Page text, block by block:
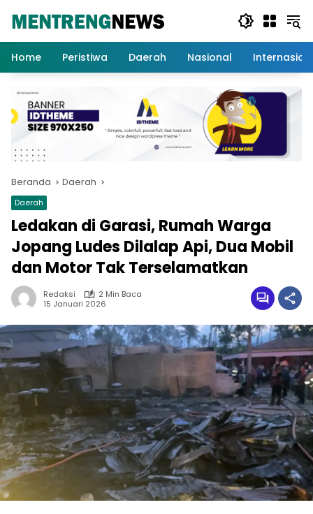
Home
Peristiwa Daerah Nasional
Beranda Daerah
Daerah
Ledakan di Garasi, Rumah Warga
Jopang Ludes Dilalap Api, Dua Mobil
dan Motor Tak Terselamatkan
Redaksi
2 Min Baca
15 Januari 2026